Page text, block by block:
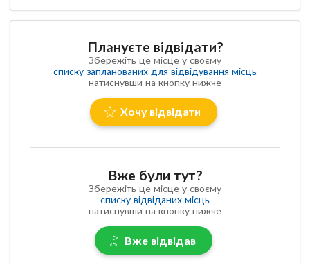
Плануєте відвідати?
Збережіть це місце у своєму
списку запланованих для відвідування місць
натиснувши на кнопку нижче
Хочу відвідати
Вже були тут?
Збережіть це місце у своєму
списку відвіданих місць
натиснувши на кнопку нижче
Вже відвідав